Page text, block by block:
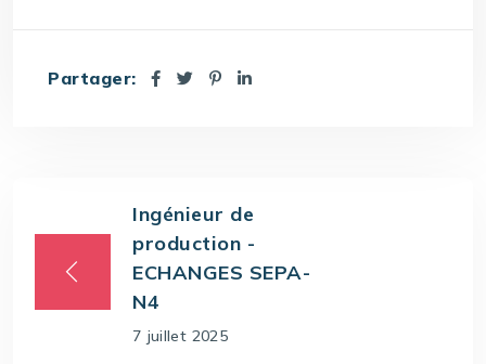
Partager:
Ingénieur de
production -
ECHANGES SEPA-
N4
7 juillet 2025